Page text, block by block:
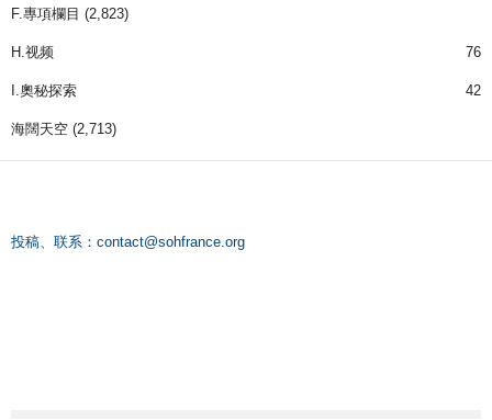
F.專項欄目 (2,823)
H.视频 76
I.奧秘探索 42
海闊天空 (2,713)
投稿、联系： contact@sohfrance.org